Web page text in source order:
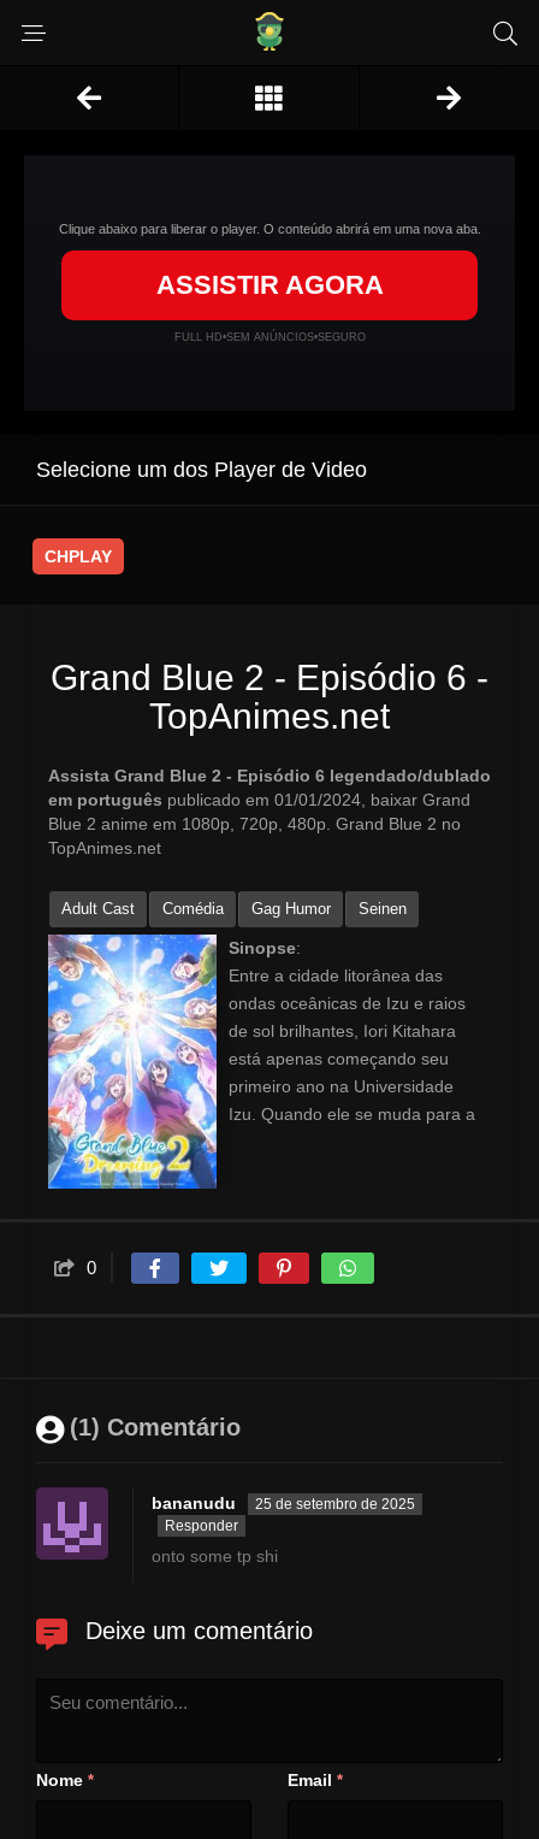
Clique abaixo para liberar o player. O conteúdo abrirá em uma nova aba.
ASSISTIR AGORA
FULL HD•SEM ANÚNCIOS•SEGURO
Selecione um dos Player de Video
CHPLAY
Grand Blue 2 - Episódio 6 -
TopAnimes.net
Assista Grand Blue 2 - Episódio 6 legendado/dublado
em português publicado em 01/01/2024, baixar Grand
Blue 2 anime em 1080p, 720p, 480p. Grand Blue 2 no
TopAnimes.net
Adult Cast Comédia Gag Humor Seinen
Sinopse:
Entre a cidade litorânea das
ondas oceânicas de Izu e raios
de sol brilhantes, Iori Kitahara
está apenas começando seu
primeiro ano na Universidade
Izu. Quando ele se muda para a
garotas lindas e bons amigos.
0
(1) Comentário
bananudu
25 de setembro de 2025
Responder
onto some tp shi
Deixe um comentário
Nome * Email *